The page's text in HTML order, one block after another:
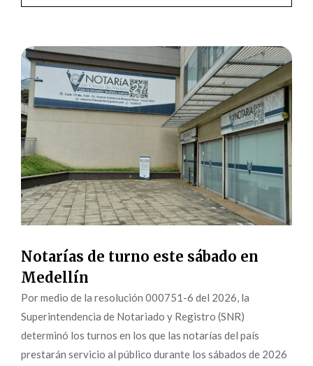
Notarías de turno este sábado en
Medellín
Por medio de la resolución 000751-6 del 2026, la
Superintendencia de Notariado y Registro (SNR)
determinó los turnos en los que las notarías del país
prestarán servicio al público durante los sábados de 2026